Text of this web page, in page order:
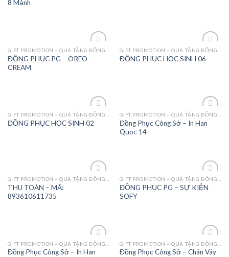
8 Mảnh
Add to
Wishlist
ĐỒNG PHỤC PG – OREO –
CREAM
Add to
Wishlist
ĐỒNG PHỤC HỌC SINH 06
Add to
Wishlist
ĐỒNG PHỤC HỌC SINH 02
Add to
Wishlist
Đồng Phục Công Sở – In Han
Quoc 14
THU TOÀN – MÃ:
893610611735
Add to
Wishlist
ĐỒNG PHỤC PG – SỰ KIỆN
SOFY
Add to
Wishlist
Đồng Phục Công Sở – In Han
Add to
Wishlist
Đồng Phục Công Sở – Chân Váy